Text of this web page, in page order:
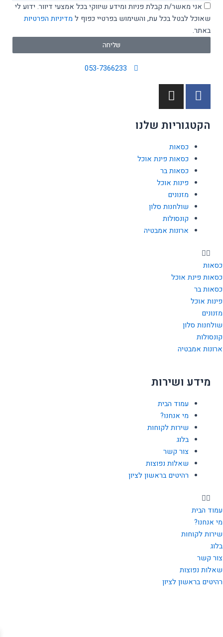
אישור
מדיניות
אני מאשר/ת קבלת פניות ומידע שיווקי בכל אמצעי דיוור. ידוע לי
שאוכל לבטל בכל עת, והשימוש בפרטיי כפוף ל מדיניות הפרטיות
באתר.
שליחה
053-7366233
F
a
c
e
o
o
k
-
f
I
n
s
t
g
r
a
m
הקטגוריות שלנו
כסאות
כסאות פינת אוכל
כסאות בר
פינות אוכל
מזנונים
שולחנות סלון
קונסולות
ארונות אמבטיה
כסאות
כסאות פינת אוכל
כסאות בר
פינות אוכל
מזנונים
שולחנות סלון
קונסולות
ארונות אמבטיה
מידע ושירות
עמוד הבית
מי אנחנו?
שירות לקוחות
בלוג
צור קשר
שאלות נפוצות
רהיטים בראשון לציון
עמוד הבית
מי אנחנו?
שירות לקוחות
בלוג
צור קשר
שאלות נפוצות
רהיטים בראשון לציון